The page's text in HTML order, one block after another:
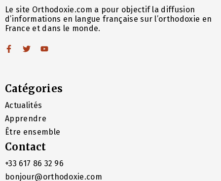
Le site Orthodoxie.com a pour objectif la diffusion
d’informations en langue française sur l’orthodoxie en
France et dans le monde.
Catégories
Actualités
Apprendre
Être ensemble
Contact
+33 617 86 32 96
bonjour@orthodoxie.com